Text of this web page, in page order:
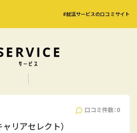
#就活サービスの口コミサイト
口コミ件数：0
リアセレクト）